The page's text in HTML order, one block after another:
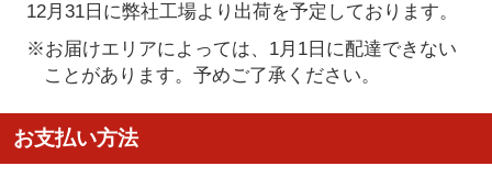
12月31日に弊社工場より出荷を予定しております。
※お届けエリアによっては、1月1日に配達できない
ことがあります。予めご了承ください。
お支払い方法